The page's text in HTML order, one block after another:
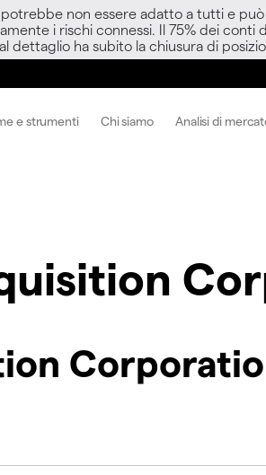
non essere adatto a tutti e
i rischi connessi. Il 75% dei
dettaglio ha subito la chiusura di
e strumenti Chi siamo Analisi di